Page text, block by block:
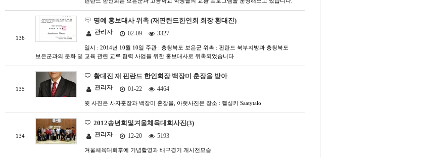
136
명예 홍보대사 위촉 (재핀란드한인회 회장 황대진)
관리자 02-09 3327
일시 : 2014년 10월 10일 주관 : 충청북도 보은군 위촉 : 핀란드 북부지방과 충청북도
보은군과의 문화 및 교육 관련 교류 협력 사업을 위한 홍보대사로 위촉되었습니다
135
황대진 재 핀란드 한인회장 백장미 훈장을 받아
관리자 01-22 4464
윗 사진은 사자훈장과 백장미 훈장을, 아랫사진은 장소 : 헬싱키 Saatytalo
134
2012송년회및겨울체육대회사진(3)
관리자 12-20 5193
겨울체육대회후에 기념촬영과 배구경기 개시전모습